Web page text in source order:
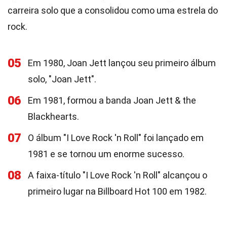
carreira solo que a consolidou como uma estrela do
rock.
05
Em 1980, Joan Jett lançou seu primeiro álbum
solo, "Joan Jett".
06
Em 1981, formou a banda Joan Jett & the
Blackhearts.
07
O álbum "I Love Rock 'n Roll" foi lançado em
1981 e se tornou um enorme sucesso.
08
A faixa-título "I Love Rock 'n Roll" alcançou o
primeiro lugar na Billboard Hot 100 em 1982.